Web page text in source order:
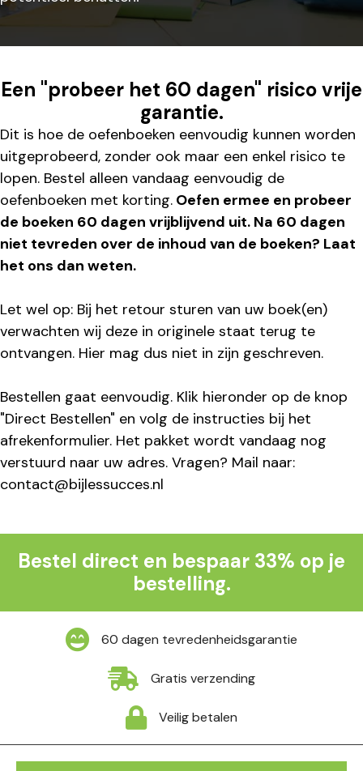
Een "probeer het 60 dagen" risico vrije
garantie.
Dit is hoe de oefenboeken eenvoudig kunnen worden
uitgeprobeerd, zonder ook maar een enkel risico te
lopen. Bestel alleen vandaag eenvoudig de
oefenboeken met korting. Oefen ermee en probeer
de boeken 60 dagen vrijblijvend uit. Na 60 dagen
niet tevreden over de inhoud van de boeken? Laat
het ons dan weten.
Let wel op: Bij het retour sturen van uw boek(en)
verwachten wij deze in originele staat terug te
ontvangen. Hier mag dus niet in zijn geschreven.
Bestellen gaat eenvoudig. Klik hieronder op de knop
"Direct Bestellen" en volg de instructies bij het
afrekenformulier. Het pakket wordt vandaag nog
verstuurd naar uw adres. Vragen? Mail naar:
contact@bijlessucces.nl
Bestel direct en bespaar 33% op je
bestelling.
60 dagen tevredenheidsgarantie
Gratis verzending
Veilig betalen